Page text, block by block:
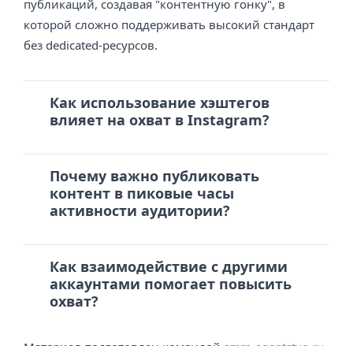
публикаций, создавая "контентную гонку", в
которой сложно поддерживать высокий стандарт
без dedicated-ресурсов.
Как использование хэштегов
влияет на охват в Instagram?
Почему важно публиковать
контент в пиковые часы
активности аудитории?
Как взаимодействие с другими
аккаунтами помогает повысить
охват?